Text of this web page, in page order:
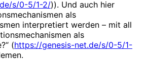
s/0-5/1-2/)). Und auch hier
als
interpretiert werden – mit all
als
(https://genesis-net.de/s/0-5/1-